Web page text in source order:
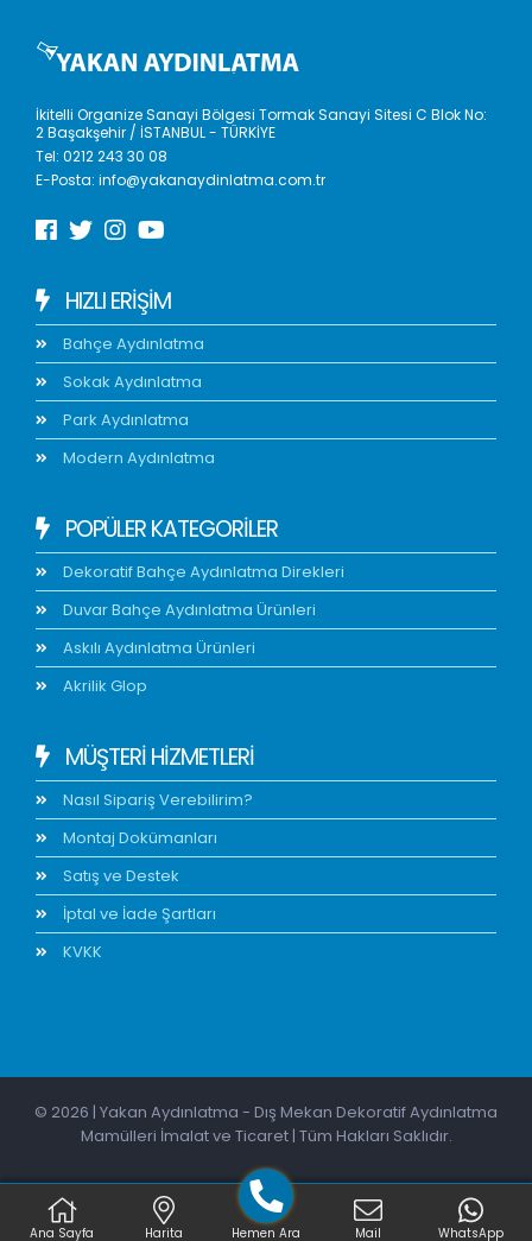
İkitelli Organize Sanayi Bölgesi Tormak Sanayi Sitesi C Blok No:
2 Başakşehir / İSTANBUL - TÜRKİYE
Tel:0212 243 30 08
E-Posta:info@yakanaydinlatma.com.tr
HIZLI ERIŞIM
Bahçe Aydınlatma
Sokak Aydınlatma
Park Aydınlatma
Modern Aydınlatma
POPÜLER KATEGORİLER
Dekoratif Bahçe Aydınlatma Direkleri
Duvar Bahçe Aydınlatma Ürünleri
Askılı Aydınlatma Ürünleri
Akrilik Glop
MÜŞTERİ HİZMETLERİ
Nasıl Sipariş Verebilirim?
Montaj Dokümanları
Satış ve Destek
İptal ve İade Şartları
KVKK
© 2026 | Yakan Aydınlatma - Dış Mekan Dekoratif Aydınlatma
Mamülleri İmalat ve Ticaret | Tüm Hakları Saklıdır.
Ana Sayfa Harita Hemen Ara Mail WhatsApp